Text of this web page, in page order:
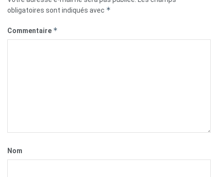
obligatoires sont indiqués avec *
Commentaire *
Nom